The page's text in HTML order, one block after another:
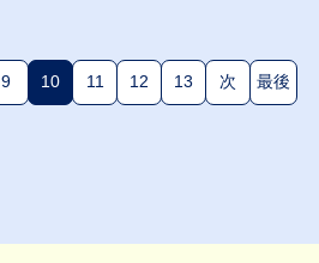
9 10(現在のページ)
11 12 13 次 最後